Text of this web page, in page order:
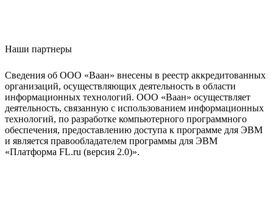
Наши партнеры
Сведения об ООО «Ваан» внесены в реестр аккредитованных
организаций, осуществляющих деятельность в области
информационных технологий. ООО «Ваан» осуществляет
деятельность, связанную с использованием информационных
технологий, по разработке компьютерного программного
обеспечения, предоставлению доступа к программе для ЭВМ
и является правообладателем программы для ЭВМ
«Платформа FL.ru (версия 2.0)».